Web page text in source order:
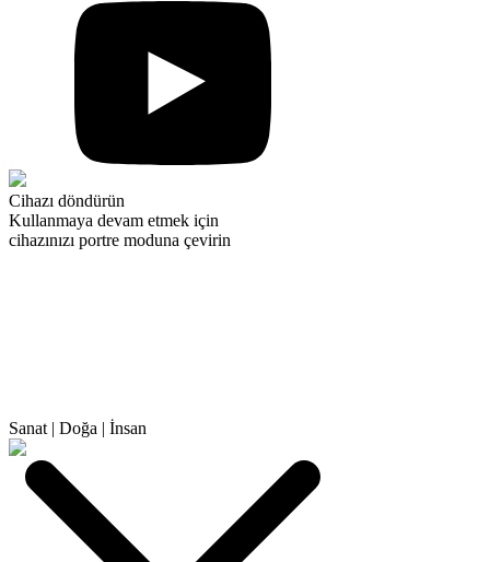
Cihazı döndürün
Kullanmaya devam etmek için
cihazınızı portre moduna çevirin
Sanat | Doğa | İnsan